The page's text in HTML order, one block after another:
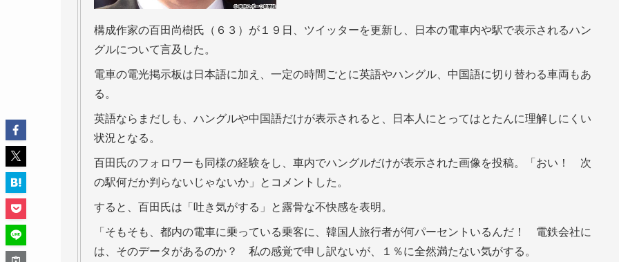
構成作家の百田尚樹氏（６３）が１９日、ツイッターを更新し、日本の電車内や駅で表示されるハン
グルについて言及した。
電車の電光掲示板は日本語に加え、一定の時間ごとに英語やハングル、中国語に切り替わる車両もあ
る。
英語ならまだしも、ハングルや中国語だけが表示されると、日本人にとってはとたんに理解しにくい
状況となる。
百田氏のフォロワーも同様の経験をし、車内でハングルだけが表示された画像を投稿。「おい！ 次
の駅何だか判らないじゃないか」とコメントした。
すると、百田氏は「吐き気がする」と露骨な不快感を表明。
「そもそも、都内の電車に乗っている乗客に、韓国人旅行者が何パーセントいるんだ！ 電鉄会社に
は、そのデータがあるのか？ 私の感覚で申し訳ないが、１％に全然満たない気がする。